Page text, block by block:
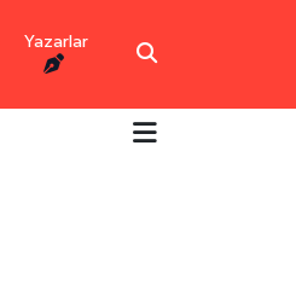
Yazarlar